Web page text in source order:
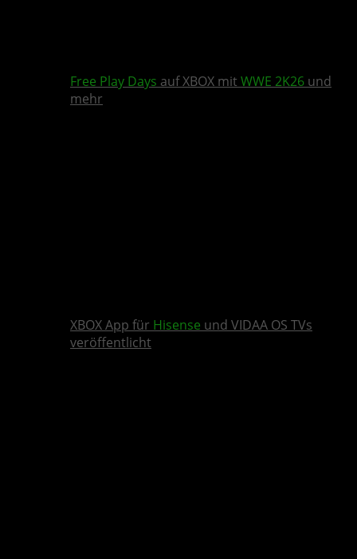
Free Play Days auf XBOX mit WWE 2K26 und
mehr
XBOX App für Hisense und VIDAA OS TVs
veröffentlicht